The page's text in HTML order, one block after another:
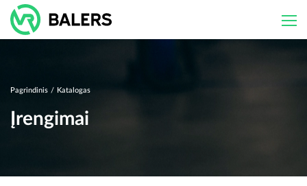
Skip
content
Pagrindinis / Katalogas
Įrengimai